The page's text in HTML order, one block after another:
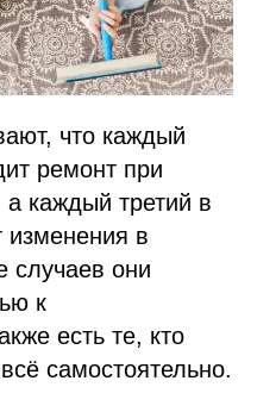
что каждый
ремонт при
каждый третий в
изменения в
случаев они
к
есть те, кто
самостоятельно.